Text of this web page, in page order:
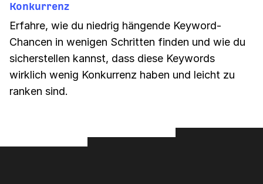
Konkurrenz
Erfahre, wie du niedrig hängende Keyword-
Chancen in wenigen Schritten finden und wie du
sicherstellen kannst, dass diese Keywords
wirklich wenig Konkurrenz haben und leicht zu
ranken sind.